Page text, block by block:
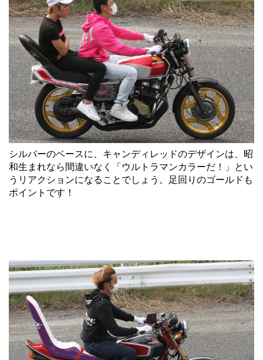
シルバーのベースに、キャンディレッドのデザインは、昭
和生まれなら間違いなく「ウルトラマンカラーだ！」とい
うリアクションになることでしょう。足回りのゴールドも
ポイントです！